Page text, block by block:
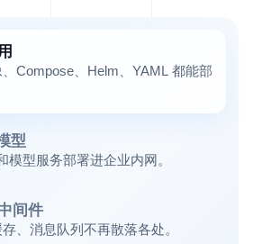
Compose、Helm、YAML 都能部
型
模型服务部署进企业内网。
间件
、消息队列不再散落各处。